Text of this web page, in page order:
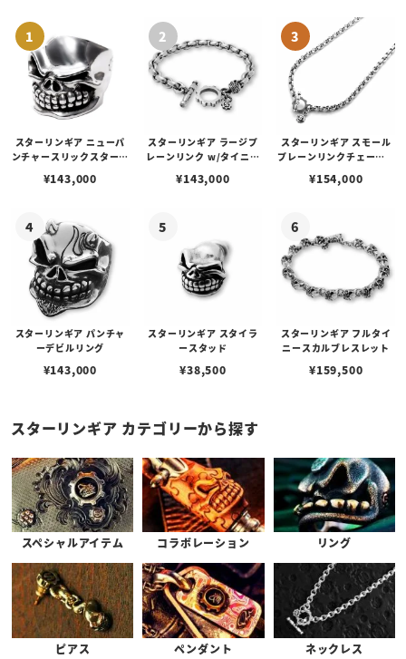
スターリンギア ニューパ
ンチャースリックスターリ
¥143,000
スターリンギア ラージプ
レーンリンク w/タイニー
¥143,000
スターリンギア スモール
プレーンリンクチェーン 6
¥154,000
スターリンギア パンチャ
ーデビルリング
¥143,000
スターリンギア スタイラ
ースタッド
¥38,500
スターリンギア フルタイ
ニースカルブレスレット
¥159,500
スターリンギア カテゴリーから探す
スペシャルアイテム コラボレーション リング
ピアス ペンダント ネックレス